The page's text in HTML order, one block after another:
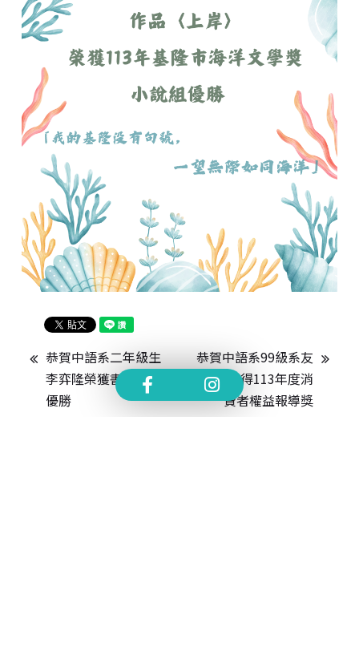
恭賀中語系二年級生
李弈隆榮獲書法比賽
優勝
恭賀中語系99級系友
陳稚華獲得113年度消
費者權益報導獎